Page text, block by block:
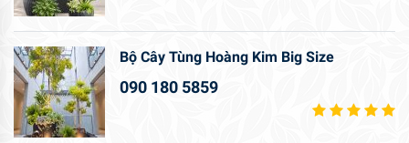
Bộ Cây Tùng Hoàng Kim Big Size
090 180 5859